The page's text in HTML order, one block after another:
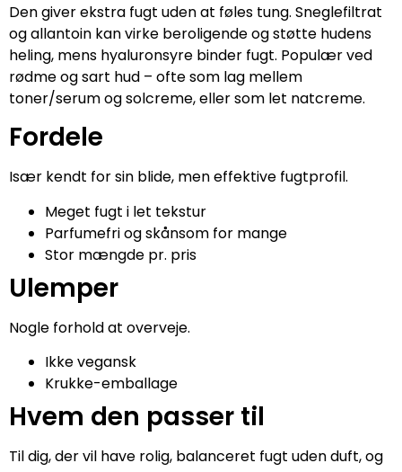
Den giver ekstra fugt uden at føles tung. Sneglefiltrat
og allantoin kan virke beroligende og støtte hudens
heling, mens hyaluronsyre binder fugt. Populær ved
rødme og sart hud – ofte som lag mellem
toner/serum og solcreme, eller som let natcreme.
Fordele
Især kendt for sin blide, men effektive fugtprofil.
Meget fugt i let tekstur
Parfumefri og skånsom for mange
Stor mængde pr. pris
Ulemper
Nogle forhold at overveje.
Ikke vegansk
Krukke-emballage
Hvem den passer til
Til dig, der vil have rolig, balanceret fugt uden duft, og